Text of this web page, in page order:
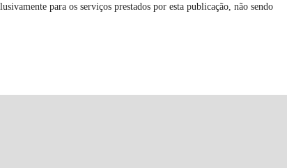
para os serviços prestados por esta publicação, não sendo